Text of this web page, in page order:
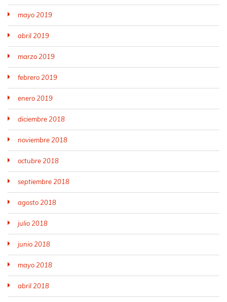
mayo 2019
abril 2019
marzo 2019
febrero 2019
enero 2019
diciembre 2018
noviembre 2018
octubre 2018
septiembre 2018
agosto 2018
julio 2018
junio 2018
mayo 2018
abril 2018